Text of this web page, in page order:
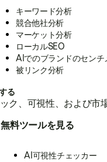
キーワード分析
競合他社分析
マーケット分析
ローカルSEO
AIでのブランドのセンチ
被リンク分析
る
ク、可視性、および
無料ツールを見る
AI可視性チェッカー